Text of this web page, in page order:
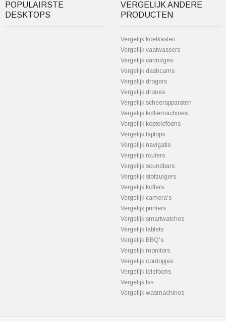
POPULAIRSTE
DESKTOPS
VERGELIJK ANDERE
PRODUCTEN
Vergelijk koelkasten
Vergelijk vaatwassers
Vergelijk cartridges
Vergelijk dashcams
Vergelijk drogers
Vergelijk drones
Vergelijk scheerapparaten
Vergelijk koffiemachines
Vergelijk koptelefoons
Vergelijk laptops
Vergelijk navigatie
Vergelijk routers
Vergelijk soundbars
Vergelijk stofzuigers
Vergelijk koffers
Vergelijk camera's
Vergelijk printers
Vergelijk smartwatches
Vergelijk tablets
Vergelijk BBQ's
Vergelijk monitors
Vergelijk oordopjes
Vergelijk telefoons
Vergelijk tvs
Vergelijk wasmachines